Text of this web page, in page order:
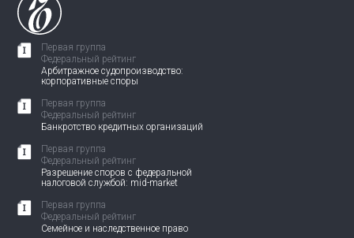
Первая группа
Федеральный рейтинг
Арбитражное судопроизводство:
корпоративные споры
Первая группа
Федеральный рейтинг
Банкротство кредитных организаций
Первая группа
Федеральный рейтинг
Разрешение споров с федеральной
налоговой службой: mid-market
Первая группа
Федеральный рейтинг
Семейное и наследственное право